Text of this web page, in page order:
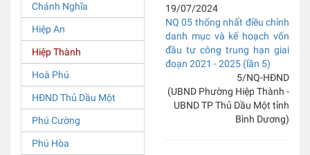
Chánh Nghĩa
Hiệp An
Hiệp Thành
Hoà Phú
HĐND Thủ Dầu Một
Phú Cường
Phú Hòa
19/07/2024
NQ 05 thống nhất điều chỉnh
danh mục và kế hoạch vốn
đầu tư công trung hạn giai
đoạn 2021 - 2025 (lần 5)
5/NQ-HĐND
(UBND Phường Hiệp Thành -
UBND TP Thủ Dầu Một tỉnh
Bình Dương)